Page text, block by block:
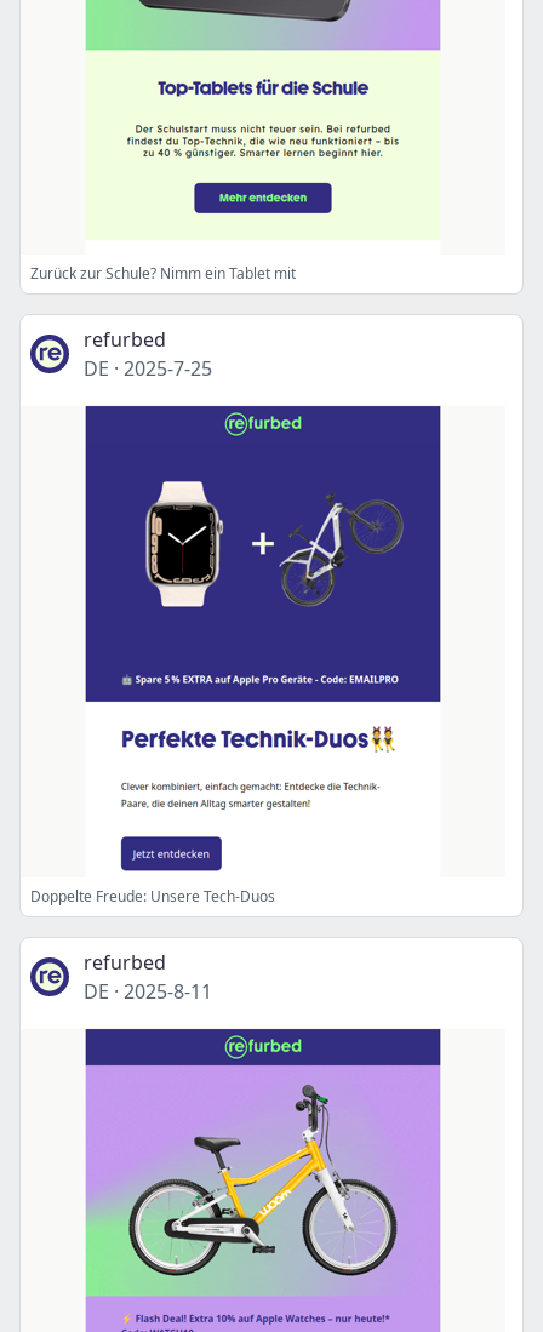
Zurück zur Schule? Nimm ein Tablet mit
refurbed
DE · 2025-7-25
Doppelte Freude: Unsere Tech-Duos
refurbed
DE · 2025-8-11